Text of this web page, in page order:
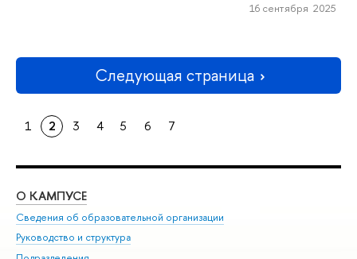
16 сентября 2025
Следующая страница
1 2 3 4 5 6 7
О КАМПУСЕ
Сведения об образовательной организации
Руководство и структура